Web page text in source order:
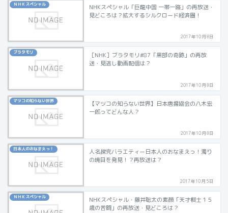
ＮＨＫスペシャル
NHKスペシャル「巨龍中国 一帯一路」の再放送・
見どころは？拡大するシルクロード経済圏！
2017年10月8日
ブラタモリ
［NHK］ブラタモリ#87「黒部の奇跡」の再放
送・見逃し動画配信は？
2017年10月8日
マツコの知らない世界
【マツコの知らない世界】日本唐揚協会の八木宏
一郎ってどんな人？
2017年10月8日
日本人のおなまえっ！
人名探究バラエティー日本人のおなまえっ！濁り
の境目を発見！？再放送は？
2017年10月5日
ＮＨＫスペシャル
NHKスペシャル・藤井聡太の素顔「天才棋士１５
歳の苦闘」の再放送・見どころは？